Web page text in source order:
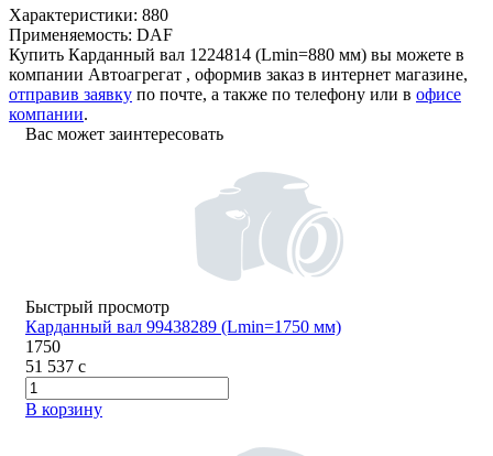
Характеристики: 880
Применяемость: DAF
Купить Карданный вал 1224814 (Lmin=880 мм) вы можете в
компании Автоагрегат , оформив заказ в интернет магазине,
отправив заявку по почте, а также по телефону или в офисе
компании.
Вас может заинтересовать
Быстрый просмотр
Карданный вал 99438289 (Lmin=1750 мм)
1750
51 537 c
В корзину